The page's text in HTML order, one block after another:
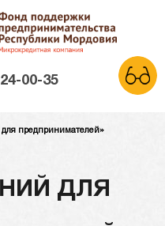
00-35
Черная схема
предпринимателей»
ДЛЯ